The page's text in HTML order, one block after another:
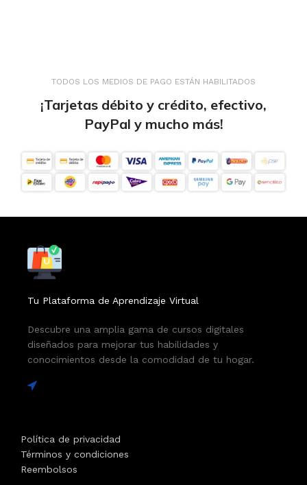
TODOS LOS MEDIOS DE PAGO ESTÁN HABILITADOS
¡Tarjetas débito y crédito, efectivo,
PayPal y mucho más!
Tu Plataforma de Aprendizaje Virtual
Descubre una amplia gama de cursos digitales
diseñados para mejorar tus habilidades y
conocimientos desde la comodidad de tu hogar.
Política de privacidad
Términos y condiciones
Reembolsos